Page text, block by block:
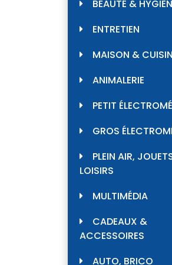
BEAUTÉ &
ENTRETIEN
MAISON &
ANIMALERIE
PETIT
GROS
PLEIN AIR,
LOISIRS
MULTIMÉDIA
CADEAUX &
ACCESSOIRES
AUTO, BRICO